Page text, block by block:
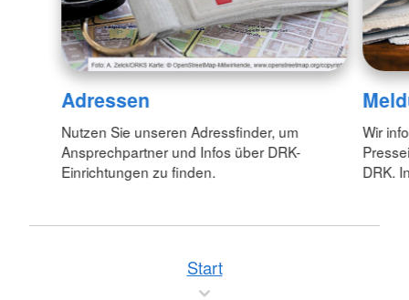
Adressen
Nutzen Sie unseren Adressfinder, um
Ansprechpartner und Infos über DRK-
Einrichtungen zu finden.
Wir
DRK.
Start